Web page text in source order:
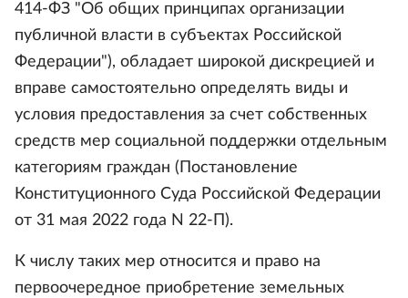
414-ФЗ "Об общих принципах организации
публичной власти в субъектах Российской
Федерации"), обладает широкой дискрецией и
вправе самостоятельно определять виды и
условия предоставления за счет собственных
средств мер социальной поддержки отдельным
категориям граждан (Постановление
Конституционного Суда Российской Федерации
от 31 мая 2022 года N 22-П).
К числу таких мер относится и право на
первоочередное приобретение земельных